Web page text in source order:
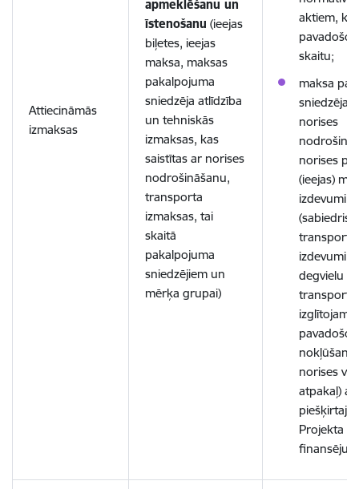
Attiecināmās
izmaksas
apmeklēšanu un
īstenošanu (ieejas
biļetes, ieejas
maksa, maksas
pakalpojuma
sniedzēja atlīdzība
un tehniskās
izmaksas, kas
saistītas ar norises
nodrošināšanu,
transporta
izmaksas, tai
skaitā
pakalpojuma
sniedzējiem un
mērķa grupai)
aktiem,
pavadošo
skaitu;
maksa
norises
norises
(ieejas)
izdevumi
transporta
izdevumi
degvielu
transporta
pavadošo
norises
atpakaļ)
Projekta